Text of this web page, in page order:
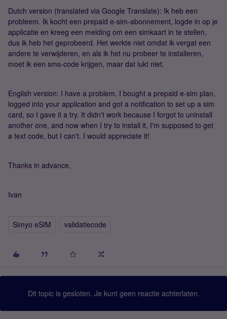
Dutch version (translated via Google Translate): Ik heb een
probleem. Ik kocht een prepaid e-sim-abonnement, logde in op je
applicatie en kreeg een melding om een ​​simkaart in te stellen,
dus ik heb het geprobeerd. Het werkte niet omdat ik vergat een
andere te verwijderen, en als ik het nu probeer te installeren,
moet ik een sms-code krijgen, maar dat lukt niet.
English version: I have a problem. I bought a prepaid e-sim plan,
logged into your application and got a notification to set up a sim
card, so I gave it a try. It didn't work because I forgot to uninstall
another one, and now when I try to install it, I'm supposed to get
a text code, but I can't. I would appreciate it!
Thanks in advance,
Ivan
Simyo eSIM validatiecode
Dit topic is gesloten. Je kunt geen reactie achterlaten.